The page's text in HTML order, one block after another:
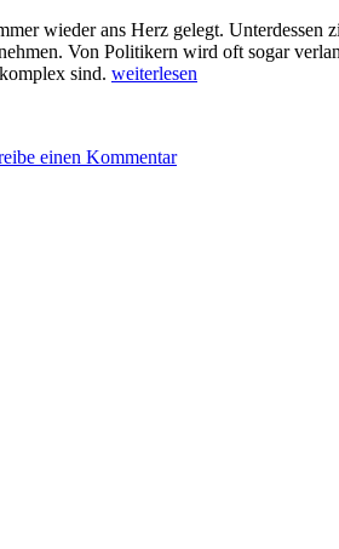
wieder ans Herz gelegt. Unter­dessen
Von Poli­tik­ern wird oft sog­ar
sind. „Zuhören“
weit­er­lesen
einen Kommentar